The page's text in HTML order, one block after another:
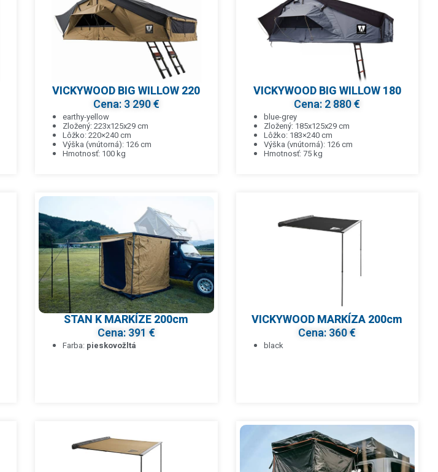
VICKYWOOD BIG WILLOW 220
Cena: 3 290 €
earthy-yellow
Zložený: 223x125x29 cm
Lôžko: 220×240 cm
Výška (vnútorná): 126 cm
Hmotnosť: 100 kg
VICKYWOOD BIG WILLOW 180
Cena: 2 880 €
blue-grey
Zložený: 185x125x29 cm
Lôžko: 183×240 cm
Výška (vnútorná): 126 cm
Hmotnosť: 75 kg
STAN K MARKÍZE 200cm
Cena: 391 €
Farba: pieskovožltá
VICKYWOOD MARKÍZA 200cm
Cena: 360 €
black